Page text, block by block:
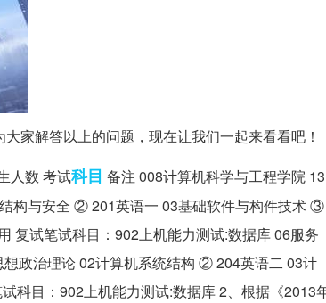
家解答以上的问题，现在让我们一起来看看吧！
人数 考试科目 备注 008计算机科学与工程学院 13
构与安全 ② 201英语一 03基础软件与构件技术 ③
复试笔试科目：902上机能力测试:数据库 06服务
政治理论 02计算机系统结构 ② 204英语二 03计
科目：902上机能力测试:数据库 2、根据《2013